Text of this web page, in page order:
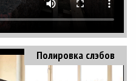
Полировка слэбов